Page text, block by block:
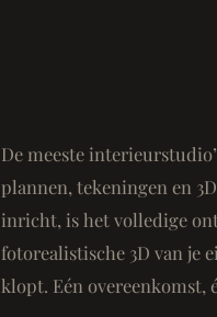
De meeste
plannen, tekeningen en
inricht, is het volledige
fotorealistische 3D van je
klopt. Eén overeenkomst,